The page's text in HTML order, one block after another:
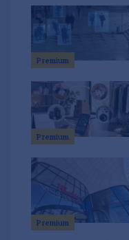
Premium
Premium
Premium